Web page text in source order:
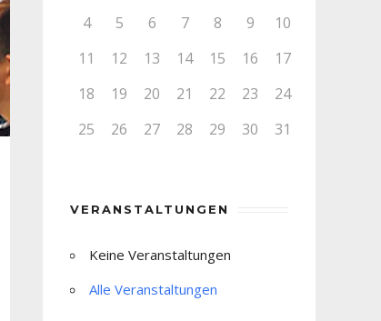
4
5 6 7 8 9
10
11
12 13 14 15 16
17
18
19 20 21 22 23
24
25
26 27 28 29 30 31
VERANSTALTUNGEN
Keine Veranstaltungen
Alle Veranstaltungen